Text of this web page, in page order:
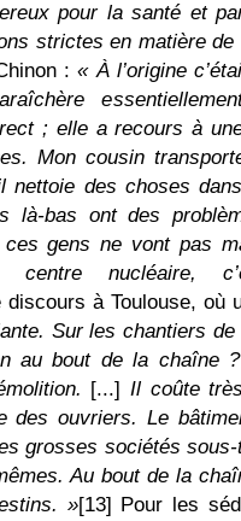
pour la santé et
strictes en matière
:« À l’origine
; elle a recours à
Mon cousin
des choses
là-bas ont des
gens ne vont pas
nucléaire,
discours à Toulouse, où
Sur les chantiers
au bout de la chaîne
[...] Il coûte
des ouvriers. Le
grosses sociétés
Au bout de la
»[13] Pour les